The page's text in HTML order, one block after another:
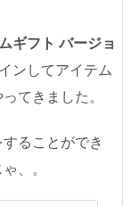
ギフト バージョ
ンしてアイテム
てきました。
ることができ
、。